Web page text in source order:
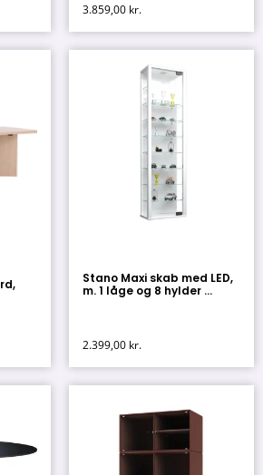
3.859,00 kr.
Stano Maxi skab med LED,
m. 1 låge og 8 hylder ...
2.399,00 kr.